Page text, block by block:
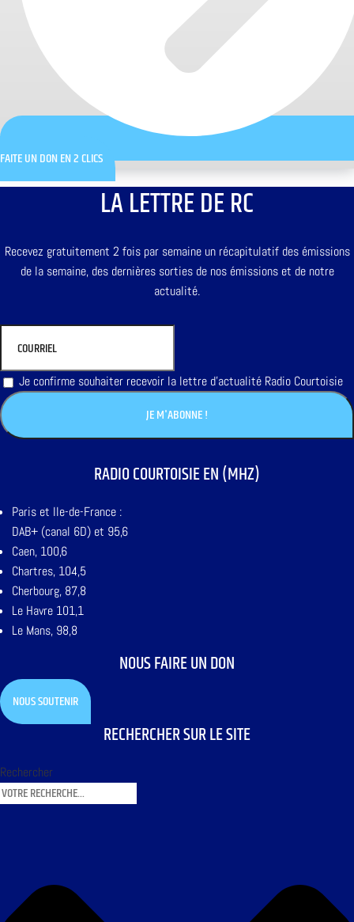
FAITE UN DON EN 2 CLICS
LA LETTRE DE RC
Recevez gratuitement 2 fois par semaine un récapitulatif des émissions
de la semaine, des dernières sorties de nos émissions et de notre
actualité.
Je confirme souhaiter recevoir la lettre d'actualité Radio Courtoisie
RADIO COURTOISIE EN (MHZ)
Paris et Ile-de-France :
DAB+ (canal 6D) et 95,6
Caen, 100,6
Chartres, 104,5
Cherbourg, 87,8
Le Havre 101,1
Le Mans, 98,8
NOUS FAIRE UN DON
NOUS SOUTENIR
RECHERCHER SUR LE SITE
Rechercher